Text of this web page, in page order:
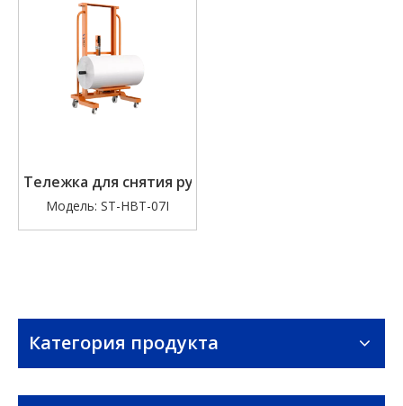
Тележка для снятия рулонов ткани
Модель: ST-HBT-07I
Категория продукта